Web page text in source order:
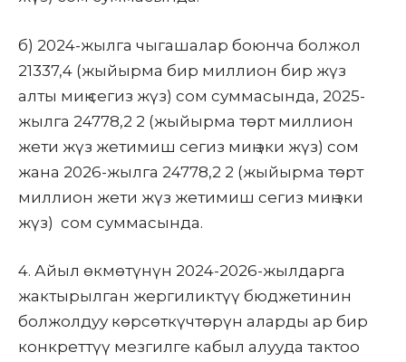
б) 2024-жылга чыгашалар боюнча болжол
21337,4 (жыйырма бир миллион бир жүз
алты миң сегиз жүз) сом суммасында, 2025-
жылга 24778,2 2 (жыйырма төрт миллион
жети жүз жетимиш сегиз миң эки жүз) сом
жана 2026-жылга 24778,2 2 (жыйырма төрт
миллион жети жүз жетимиш сегиз миң эки
жүз) сом суммасында.
4. Айыл өкмөтүнүн 2024-2026-жылдарга
жактырылган жергиликтүү бюджетинин
болжолдуу көрсөткүчтөрүн аларды ар бир
конкреттүү мезгилге кабыл алууда тактоо